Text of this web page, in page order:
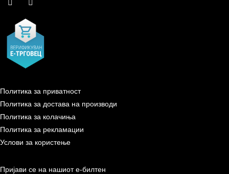
Политика за приватност
Политика за достава на производи
Политика за колачиња
Политика за рекламации
Услови за користење
Пријави се на нашиот е-билтен